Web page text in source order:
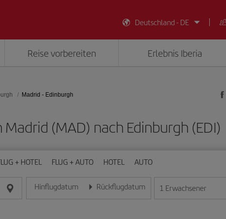
Deutschland - DE
Reise vorbereiten Erlebnis Iberia
Madrid - Edinburgh
(MAD) nach Edinburgh (EDI)
+ HOTEL FLUG + AUTO HOTEL AUTO
Hinflugdatum
Geben Sie das Datum im Format Tag/Monat/Jahr ein
Rückflugdatum
Geben Sie das Datum im Format Tag/Monat/
1 Erwachsener